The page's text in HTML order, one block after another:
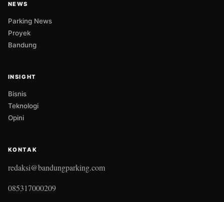
NEWS
Parking News
Proyek
Bandung
INSIGHT
Bisnis
Teknologi
Opini
KONTAK
redaksi@bandungparking.com
085317000209